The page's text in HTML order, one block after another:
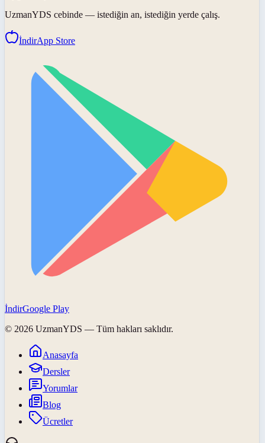
UzmanYDS cebinde — istediğin an, istediğin yerde çalış.
İndirApp Store
İndirGoogle Play
© 2026 UzmanYDS — Tüm hakları saklıdır.
Anasayfa
Dersler
Yorumlar
Blog
Ücretler